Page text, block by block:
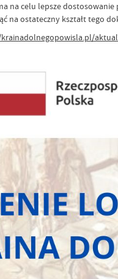
celu lepsze
na ostateczny kształt tego